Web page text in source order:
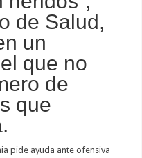
de Salud,
un
que no
de
que
pide ayuda ante ofensiva